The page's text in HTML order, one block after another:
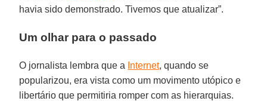
havia sido demonstrado. Tivemos que atualizar”.
Um olhar para o passado
O jornalista lembra que a Internet, quando se
popularizou, era vista como um movimento utópico e
libertário que permitiria romper com as hierarquias.